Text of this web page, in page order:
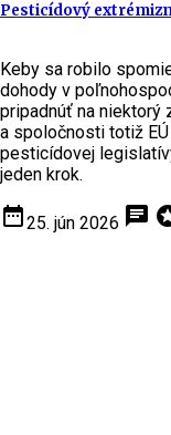
Pesticídový
Keby sa robilo
dohody v
pripadnúť na niektorý
a spoločnosti totiž
pesticídovej
jeden krok.
date_range25. jún 2026 chat